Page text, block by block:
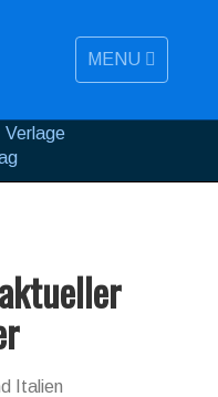
MENU
Verlage
Italien